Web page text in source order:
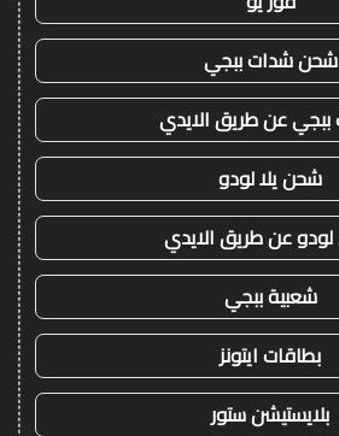
شحن شدات ببجي
عن طريق الايدي
شحن يلا لودو
عن طريق الايدي
شعبية ببجي
بطاقات ايتونز
بلايستيشن ستور